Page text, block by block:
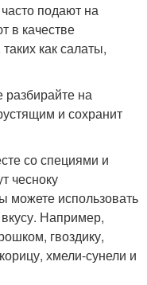
подают на
в качестве
как салаты,
на
и сохранит
со специями и
чесноку
можете использовать
Например,
гвоздику,
хмели-сунели и